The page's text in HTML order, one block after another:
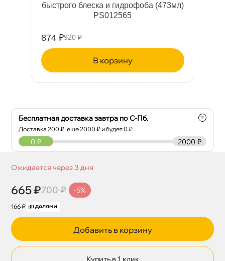
ыстрого блеска и гидрофоба (473мл)
PS012565
874 ₽920 ₽
корзину
Бесплатная доставка завтра по С-Пб.
Доставка200 ₽, еще2000 ₽ и будет 0 ₽
?
2000 ₽
0 ₽
Ожидается через 3 дня
665 ₽700 ₽ -5%
166 ₽
Добавить в корзину
Купить в 1 клик